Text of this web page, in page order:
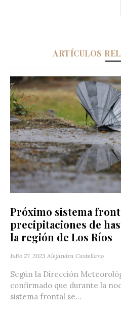
ARTÍCULOS
Próximo sistema
precipitaciones de
la región de Los Ríos
Julio 27, 2023 Alejandra Castellano
Según la Dirección
confirmado que durante la
sistema frontal se...